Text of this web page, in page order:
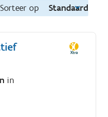
Sorteer op Standaard
in